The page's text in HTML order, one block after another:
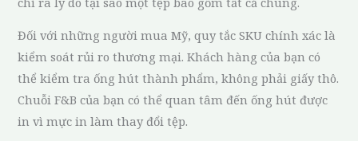
Đối với những người mua Mỹ, quy tắc SKU chính xác là
kiểm soát rủi ro thương mại. Khách hàng của bạn có
thể kiểm tra ống hút thành phẩm, không phải giấy thô.
Chuỗi F&B của bạn có thể quan tâm đến ống hút được
in vì mực in làm thay đổi tệp.